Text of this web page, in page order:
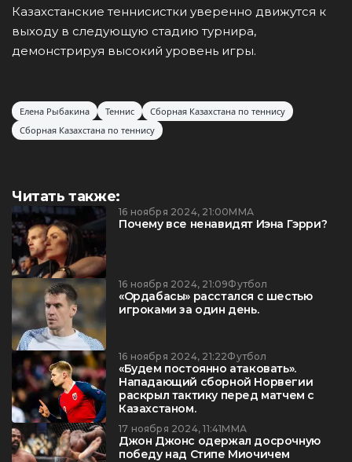
Казахстанские теннисистки уверенно движутся к
выходу в следующую стадию турнира,
демонстрируя высокий уровень игры.
Елена Рыбакина Теннис
Сборная Казахстана по теннису
Сборная Казахстана по теннису
Читать также:
16 ноября 2024, 21:00ММА
Почему все ненавидят Иэна Гэрри?
16 ноября 2024, 21:09Футбол
«Ордабасы» расстался с шестью
игроками за один день.
16 ноября 2024, 21:22Футбол
«Будем постоянно атаковать».
Нападающий сборной Норвегии
раскрыл тактику перед матчем с
Казахстаном.
17 ноября 2024, 11:41ММА
Джон Джонс одержал досрочную
победу над Стипе Миочичем